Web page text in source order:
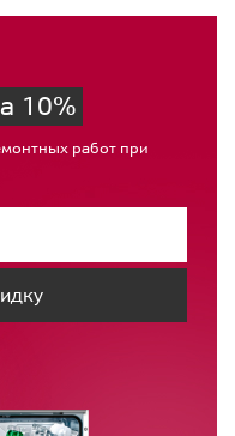
10%
работ при